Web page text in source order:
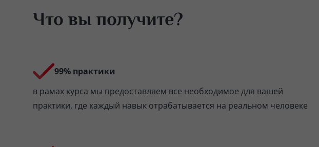
Что вы получите?
99% практики
в рамах курса мы предоставляем все необходимое для вашей
практики, где каждый навык отрабатывается на реальном человеке